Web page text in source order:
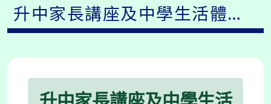
升中家長講座及中學生活體驗
課